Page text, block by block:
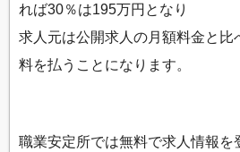
れば30％は195万円となり
求人元は公開求人の月額料金と比
料を払うことになります。
職業安定所では無料で求人情報を